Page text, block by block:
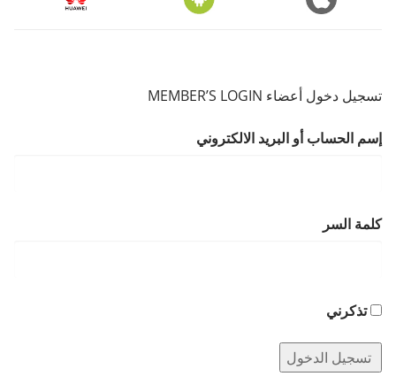
تسجيل دخول أعضاء MEMBER’S LOGIN
إسم الحساب أو البريد الالكتروني
كلمة السر
تذكرني